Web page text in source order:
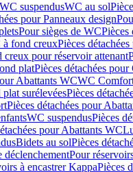
suspendusWC au sol
pour Panneaux design
Pour sièges de WCPièces
à fond creuxPièces
pour réservoir attenant
platPièces détachées
Abattants WCWC
surélevéesPièces
Pièces détachées pour
WC suspendusPièces
pour Abattants WC
Bidets au solPièces
déclenchementPour
à encastrer KappaPièces